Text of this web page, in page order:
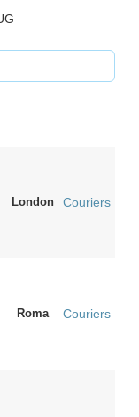
London Couriers
Roma Couriers